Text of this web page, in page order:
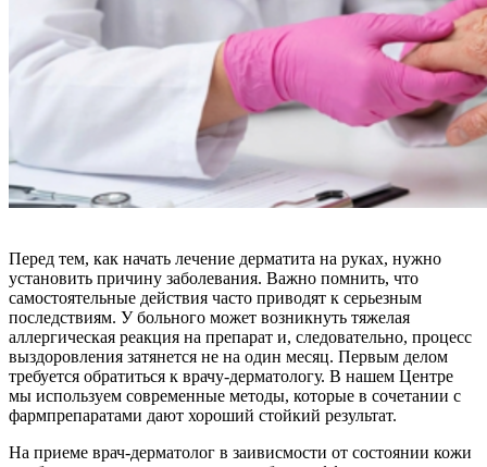
Перед тем, как начать лечение дерматита на руках, нужно
установить причину заболевания. Важно помнить, что
самостоятельные действия часто приводят к серьезным
последствиям. У больного может возникнуть тяжелая
аллергическая реакция на препарат и, следовательно, процесс
выздоровления затянется не на один месяц. Первым делом
требуется обратиться к врачу-дерматологу. В нашем Центре
мы используем современные методы, которые в сочетании с
фармпрепаратами дают хороший стойкий результат.
На приеме врач-дерматолог в заивисмости от состоянии кожи